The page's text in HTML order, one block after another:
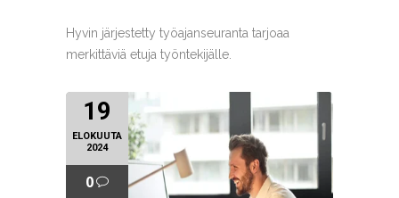
Hyvin järjestetty työajanseuranta tarjoaa
merkittäviä etuja työntekijälle.
19
ELOKUUTA
2024
0